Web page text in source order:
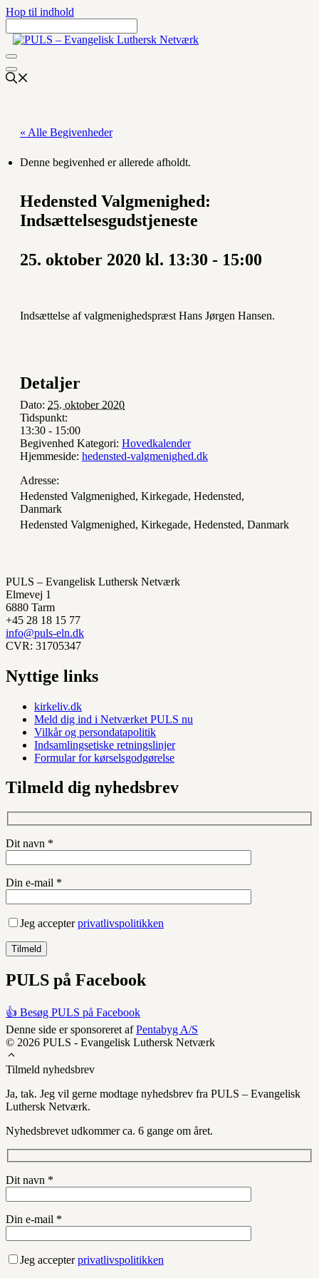
Hop til indhold
« Alle Begivenheder
Denne begivenhed er allerede afholdt.
Hedensted Valgmenighed:
Indsættelsesgudstjeneste
25. oktober 2020 kl. 13:30 - 15:00
Indsættelse af valgmenighedspræst Hans Jørgen Hansen.
Detaljer
Dato: 25. oktober 2020
Tidspunkt:
13:30 - 15:00
Begivenhed Kategori: Hovedkalender
Hjemmeside: hedensted-valgmenighed.dk
Adresse:
Hedensted Valgmenighed, Kirkegade, Hedensted,
Danmark
Hedensted Valgmenighed, Kirkegade, Hedensted, Danmark
PULS – Evangelisk Luthersk Netværk
Elmevej 1
6880 Tarm
+45 28 18 15 77
info@puls-eln.dk
CVR: 31705347
Nyttige links
kirkeliv.dk
Meld dig ind i Netværket PULS nu
Vilkår og persondatapolitik
Indsamlingsetiske retningslinjer
Formular for kørselsgodgørelse
Tilmeld dig nyhedsbrev
Dit navn *
Din e-mail *
Jeg accepterprivatlivspolitikken
PULS på Facebook
👍 Besøg PULS på Facebook
Denne side er sponsoreret afPentabyg A/S
© 2026 PULS - Evangelisk Luthersk Netværk
Tilmeld nyhedsbrev
Ja, tak. Jeg vil gerne modtage nyhedsbrev fra PULS – Evangelisk
Luthersk Netværk.
Nyhedsbrevet udkommer ca. 6 gange om året.
Dit navn *
Din e-mail *
Jeg accepterprivatlivspolitikken